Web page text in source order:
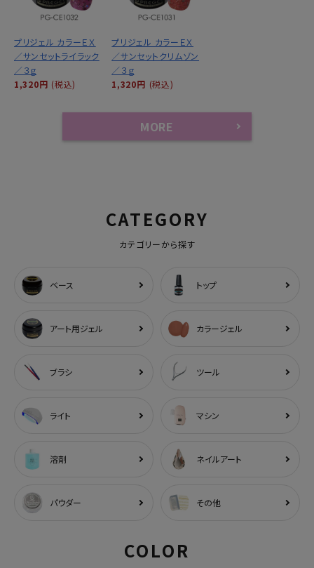
プリジェル カラーＥＸ
／サンセットライラック
／３ｇ
1,320円 (税込)
プリジェル カラーＥＸ
／サンセットクリムゾン
／３ｇ
1,320円 (税込)
MORE
CATEGORY
カテゴリーから探す
ベース トップ
アート用ジェル カラージェル
ブラシ ツール
ライト マシン
溶剤 ネイルアート
パウダー その他
COLOR